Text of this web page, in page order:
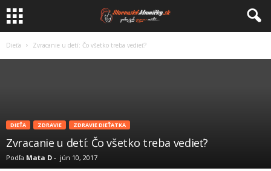
Dieťa Zvracanie u detí: Čo všetko treba vedieť?
DIEŤA ZDRAVIE ZDRAVIE DIEŤATKA
Zvracanie u detí: Čo všetko treba vedieť?
Podľa Mata D - jún 10, 2017